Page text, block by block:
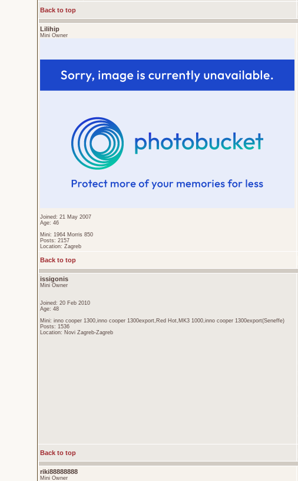
Back to top
Lilihip
Mini Owner
Joined: 21 May 2007
Age: 46
Mini: 1964 Morris 850
Posts: 2157
Location: Zagreb
Back to top
issigonis
Mini Owner
Joined: 20 Feb 2010
Age: 48
Mini: inno cooper 1300,inno cooper 1300export,Red Hot,MK3 1000,inno cooper 1300export(Seneffe)
Posts: 1536
Location: Novi Zagreb-Zagreb
Back to top
riki88888888
Mini Owner